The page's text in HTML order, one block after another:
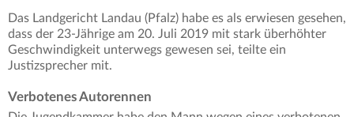
Das Landgericht Landau (Pfalz) habe es als erwiesen gesehen,
dass der 23-Jährige am 20. Juli 2019 mit stark überhöhter
Geschwindigkeit unterwegs gewesen sei, teilte ein
Justizsprecher mit.
Verbotenes Autorennen